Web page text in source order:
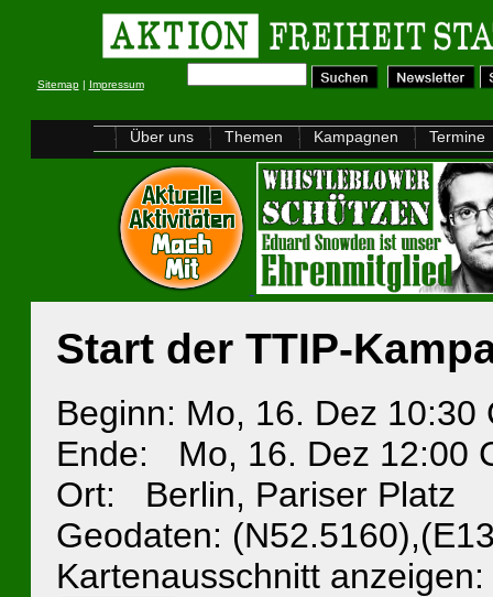
Sitemap| Impressum
Über uns Themen Kampagnen Termine
Start der TTIP-
Beginn: Mo, 16. Dez 10:30
Ende: Mo, 16. Dez 12:00
Ort: Berlin, Pariser Platz
Geodaten:
Kartenausschnitt anzeigen: